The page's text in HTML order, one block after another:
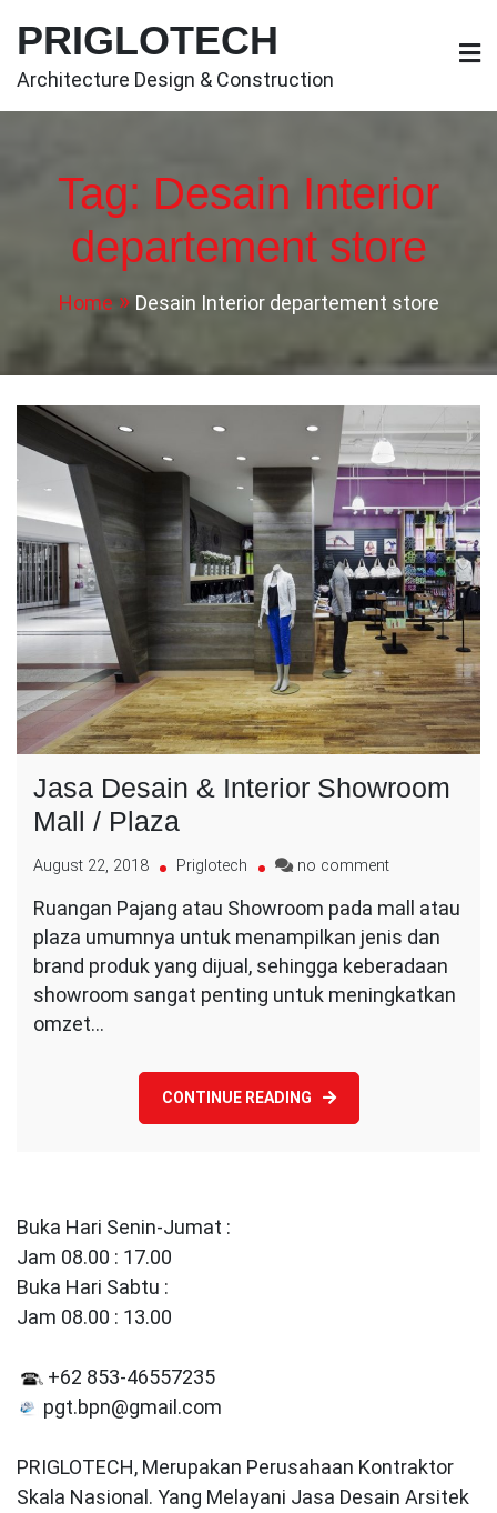
content
PRIGLOTECH
Architecture Design & Construction
Tag: Desain Interior
departement store
Home Desain Interior departement store
Jasa Desain & Interior Showroom
Mall / Plaza
August 22, 2018 Priglotech no commenton
Desain
&
Interior
Mall
Ruangan Pajang atau Showroom pada mall atau
plaza umumnya untuk menampilkan jenis dan
brand produk yang dijual, sehingga keberadaan
showroom sangat penting untuk meningkatkan
omzet…
CONTINUE READING
Buka Hari Senin-Jumat :
Jam 08.00 : 17.00
Buka Hari Sabtu :
Jam 08.00 : 13.00
+62 853-46557235
pgt.bpn@gmail.com
PRIGLOTECH, Merupakan Perusahaan Kontraktor
Skala Nasional. Yang Melayani Jasa Desain Arsitek